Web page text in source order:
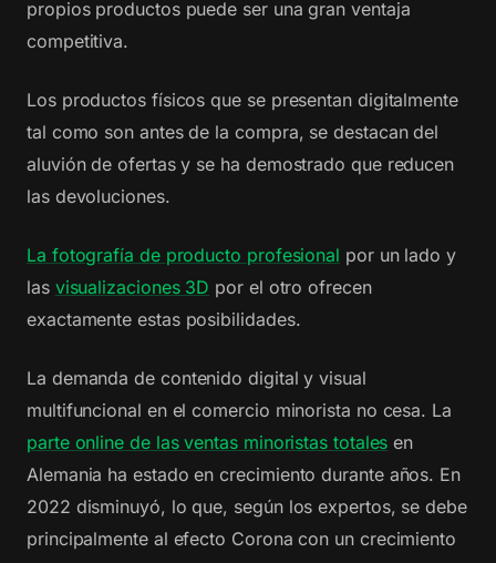
propios productos puede ser una gran ventaja
competitiva.
Los productos físicos que se presentan digitalmente
tal como son antes de la compra, se destacan del
aluvión de ofertas y se ha demostrado que reducen
las devoluciones.
La fotografía de producto profesional por un lado y
las visualizaciones 3D por el otro ofrecen
exactamente estas posibilidades.
La demanda de contenido digital y visual
multifuncional en el comercio minorista no cesa. La
parte online de las ventas minoristas totales en
Alemania ha estado en crecimiento durante años. En
2022 disminuyó, lo que, según los expertos, se debe
principalmente al efecto Corona con un crecimiento